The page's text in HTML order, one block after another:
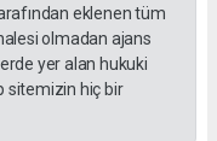
eklenen tüm
olmadan ajans
yer alan hukuki
sitemizin hiç bir